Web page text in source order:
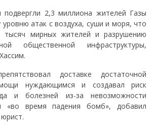
подвергли 2,3 миллиона жителей Газы
атак с воздуха, суши и моря, что
тысяч мирных жителей и разрушению
общественной инфраструктуры,
доставке достаточной
нуждающимся и создавал риск
и болезней из-за невозможности
«во время падения бомб», добавил